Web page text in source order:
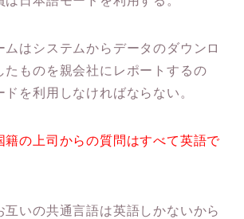
ムはシステムからデータのダウンロ
たものを親会社にレポートするの
を利用しなければならない。
籍の上司からの質問はすべて英語で
互いの共通言語は英語しかないから